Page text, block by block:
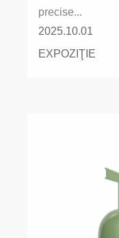
precise...
2025.10.01
EXPOZIŢIE